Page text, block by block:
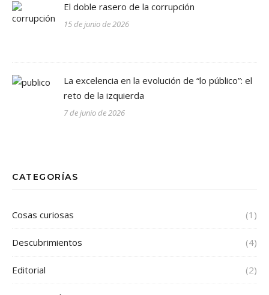
El doble rasero de la corrupción
15 de junio de 2026
La excelencia en la evolución de “lo público”: el
reto de la izquierda
7 de junio de 2026
CATEGORÍAS
Cosas curiosas (1)
Descubrimientos (4)
Editorial (2)